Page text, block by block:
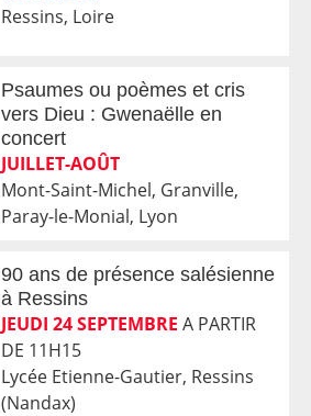
Ressins, Loire
Psaumes ou poèmes et cris
vers Dieu : Gwenaëlle en
concert
JUILLET-AOÛT
Mont-Saint-Michel, Granville,
Paray-le-Monial, Lyon
90 ans de présence salésienne
à Ressins
JEUDI 24 SEPTEMBRE A PARTIR
DE 11H15
Lycée Etienne-Gautier, Ressins
(Nandax)